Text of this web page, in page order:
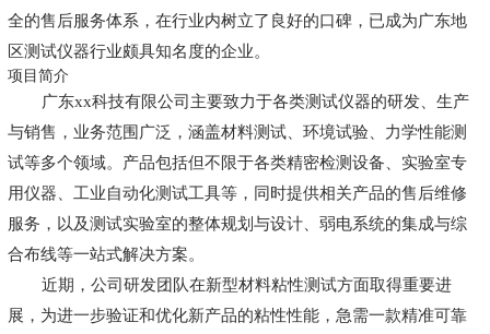
全的售后服务体系，在行业内树立了良好的口碑，已成为广东地
区测试仪器行业颇具知名度的企业。
项目简介
广东xx科技有限公司主要致力于各类测试仪器的研发、生产
与销售，业务范围广泛，涵盖材料测试、环境试验、力学性能测
试等多个领域。产品包括但不限于各类精密检测设备、实验室专
用仪器、工业自动化测试工具等，同时提供相关产品的售后维修
服务，以及测试实验室的整体规划与设计、弱电系统的集成与综
合布线等一站式解决方案。
近期，公司研发团队在新型材料粘性测试方面取得重要进
展，为进一步验证和优化新产品的粘性性能，急需一款精准可靠